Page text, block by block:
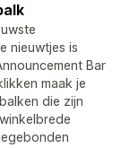
nieuwtjes is
Bar
maak je
die zijn